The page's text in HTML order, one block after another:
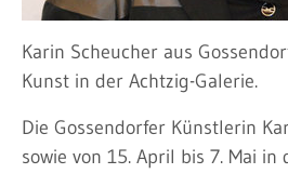
Karin Scheucher aus
Kunst in der Achtzig-Galerie.
Die Gossendorfer Künstlerin
sowie von 15. April bis 7. Mai